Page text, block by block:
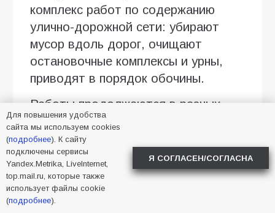
комплекс работ по содержанию
улично-дорожной сети: убирают
мусор вдоль дорог, очищают
остановочные комплексы и урны,
приводят в порядок обочины.
Работы продолжаются в разных
районах города
Фото УЖКХ
2026,Батайск,уборка
улицы
Для повышения удобства
сайта мы используем cookies
(подробнее). К сайту
подключены сервисы
Yandex.Metrika, LiveInternet,
top.mail.ru, которые также
использует файлы cookie
(подробнее).
Я СОГЛАСЕН/СОГЛАСНА